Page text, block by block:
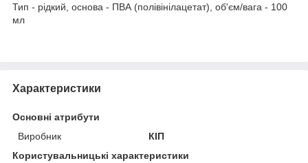
Тип - рідкий, основа - ПВА (полівінілацетат), об'єм/вага - 100
мл
Характеристики
Основні атрибути
Виробник
КІП
Користувальницькі характеристики